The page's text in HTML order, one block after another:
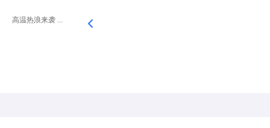
高温热浪来袭 ...